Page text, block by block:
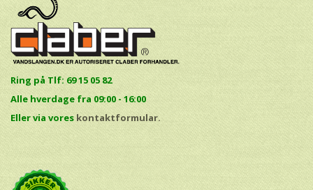
Ring på Tlf: 69 15 05 82
Alle hverdage fra 09:00 - 16:00
Eller via vores kontaktformular.